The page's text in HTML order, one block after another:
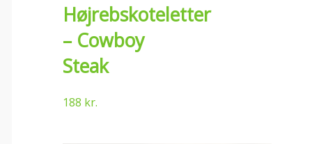
Højrebskoteletter
– Cowboy
Steak
188 kr.